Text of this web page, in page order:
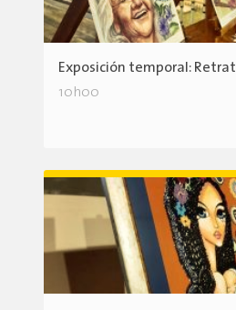
Exposición temporal:
10h00